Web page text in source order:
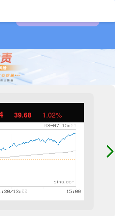
39.68 1.02%